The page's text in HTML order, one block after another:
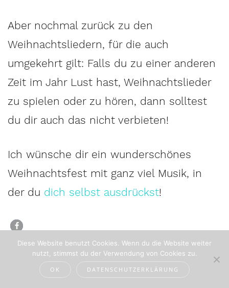
Aber nochmal zurück zu den
Weihnachtsliedern, für die auch
umgekehrt gilt: Falls du zu einer anderen
Zeit im Jahr Lust hast, Weihnachtslieder
zu spielen oder zu hören, dann solltest
du dir auch das nicht verbieten!
Ich wünsche dir ein wunderschönes
Weihnachtsfest mit ganz viel Musik, in
der du dich selbst ausdrückst!
Bleibe auf dem Laufenden!
Trag dich hier ein und erhalte musikbegeisternde
Diese Website benutzt Cookies. Wenn du die Website weiter
nutzt, stimmst du der Verwendung von Cookies zu.
OK DATENSCHUTZERKLÄRUNG